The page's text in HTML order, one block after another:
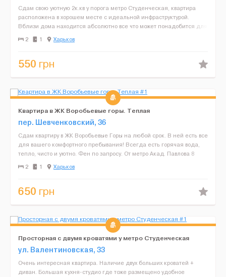
Сдам свою уютную 2к.кв у порога метро Студенческая, квартира
расположена в хорошем месте с идеальной инфраструктурой.
Вблизи дома находится абсолютно все что может понадобится для
проживания. В квартире выполнен качественный ремон...
2 1 Харьков
550 грн
Квартира в ЖК Воробьевые горы. Теплая
пер. Шевченковский, 36
Сдам квартиру в ЖК Воробьевые Горы на любой срок. В ней есть все
для вашего комфортного пребывания! Всегда есть горячая вода,
тепло, чисто и уютно. Фен по запросу. От метро Акад. Павлова 8
мин. пешком. В районе тихо и спокойно. Р...
2 1 Харьков
650 грн
Просторная с двумя кроватями у метро Студенческая
ул. Валентиновская, 33
Очень интересная квартира. Наличие двух больших кроватей +
диван. Большая кухня-студио где тоже размещено удобное